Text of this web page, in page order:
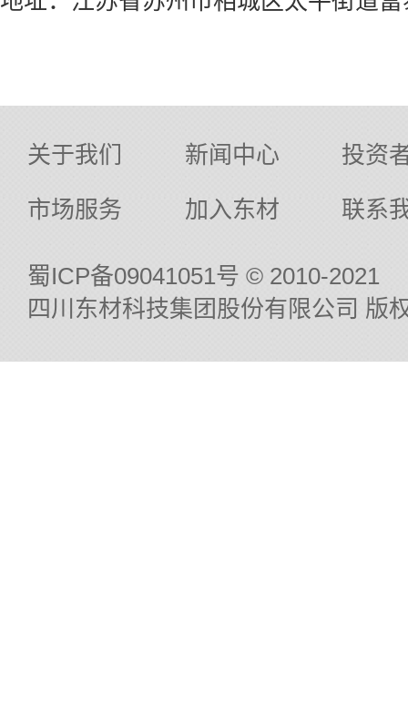
关于我们 新闻中心
投资
市场服务
加入东材 联系
蜀ICP备09041051号 © 2010-2021
四川东材科技集团股份有限公司 版